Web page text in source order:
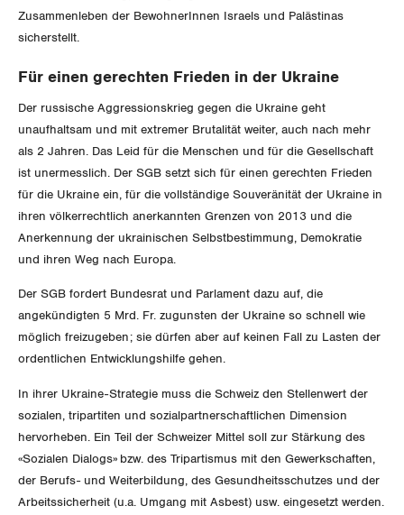
Zusammenleben der BewohnerInnen Israels und Palästinas
sicherstellt.
Für einen gerechten Frieden in der Ukraine
Der russische Aggressionskrieg gegen die Ukraine geht
unaufhaltsam und mit extremer Brutalität weiter, auch nach mehr
als 2 Jahren. Das Leid für die Menschen und für die Gesellschaft
ist unermesslich. Der SGB setzt sich für einen gerechten Frieden
für die Ukraine ein, für die vollständige Souveränität der Ukraine in
ihren völkerrechtlich anerkannten Grenzen von 2013 und die
Anerkennung der ukrainischen Selbstbestimmung, Demokratie
und ihren Weg nach Europa.
Der SGB fordert Bundesrat und Parlament dazu auf, die
angekündigten 5 Mrd. Fr. zugunsten der Ukraine so schnell wie
möglich freizugeben; sie dürfen aber auf keinen Fall zu Lasten der
ordentlichen Entwicklungshilfe gehen.
In ihrer Ukraine-Strategie muss die Schweiz den Stellenwert der
sozialen, tripartiten und sozialpartnerschaftlichen Dimension
hervorheben. Ein Teil der Schweizer Mittel soll zur Stärkung des
«Sozialen Dialogs» bzw. des Tripartismus mit den Gewerkschaften,
der Berufs- und Weiterbildung, des Gesundheitsschutzes und der
Arbeitssicherheit (u.a. Umgang mit Asbest) usw. eingesetzt werden.